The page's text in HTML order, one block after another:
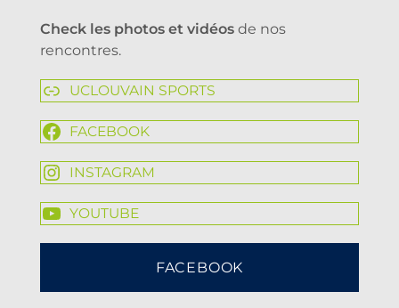
Check les photos et vidéos de nos
rencontres.
UCLOUVAIN SPORTS
FACEBOOK
INSTAGRAM
YOUTUBE
FACEBOOK